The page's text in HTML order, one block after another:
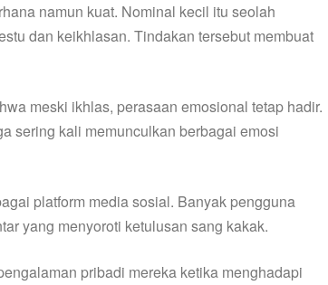
namun kuat. Nominal kecil itu seolah
dan keikhlasan. Tindakan tersebut membuat
meski ikhlas, perasaan emosional tetap hadir.
sering kali memunculkan berbagai emosi
platform media sosial. Banyak pengguna
yang menyoroti ketulusan sang kakak.
pribadi mereka ketika menghadapi